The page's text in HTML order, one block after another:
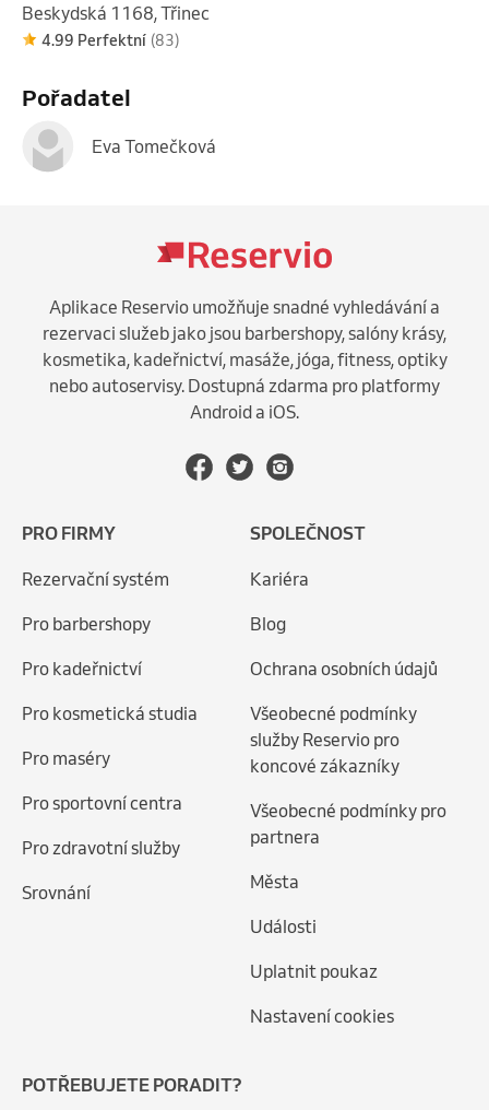
Beskydská 1168, Třinec
4.99 Perfektní (83)
Pořadatel
Eva Tomečková
Aplikace Reservio umožňuje snadné vyhledávání a
rezervaci služeb jako jsou barbershopy, salóny krásy,
kosmetika, kadeřnictví, masáže, jóga, fitness, optiky
nebo autoservisy. Dostupná zdarma pro platformy
Android a iOS.
PRO FIRMY
Rezervační systém
Pro barbershopy
Pro kadeřnictví
Pro kosmetická studia
Pro maséry
Pro sportovní centra
Pro zdravotní služby
Srovnání
SPOLEČNOST
Kariéra
Blog
Ochrana osobních údajů
Všeobecné podmínky
služby Reservio pro
koncové zákazníky
Všeobecné podmínky pro
partnera
Města
Události
Uplatnit poukaz
Nastavení cookies
POTŘEBUJETE PORADIT?